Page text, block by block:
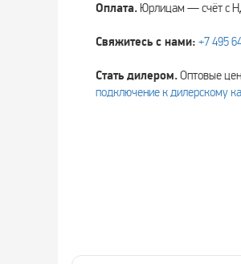
Оплата. Юрлицам — счёт с
Свяжитесь с нами: +7 495
Стать дилером.Оптовые
подключение к дилерскому